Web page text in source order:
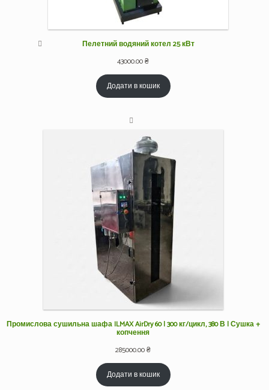
Пелетний водяний котел 25 кВт
43000.00₴
Додати в кошик
Промислова сушильна шафа ILMAX AirDry 60 | 300 кг/цикл, 380 В | Сушка +
копчення
285000.00₴
Додати в кошик